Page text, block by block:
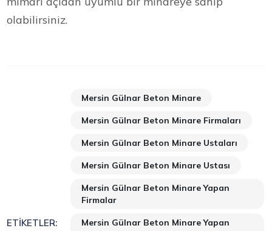
olabilirsiniz.
ETIKETLER:
Mersin Gülnar Beton Minare
Mersin Gülnar Beton Minare Firmaları
Mersin Gülnar Beton Minare Ustaları
Mersin Gülnar Beton Minare Ustası
Mersin Gülnar Beton Minare Yapan
Firmalar
Mersin Gülnar Beton Minare Yapan